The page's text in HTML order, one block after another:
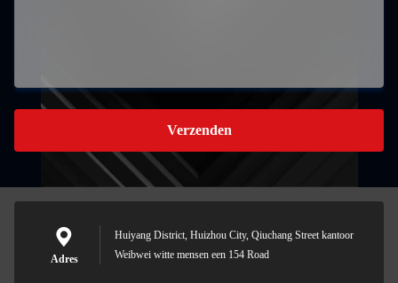
Verzenden
Adres
Huiyang District, Huizhou City, Qiuchang Street kantoor
Weibwei witte mensen een 154 Road